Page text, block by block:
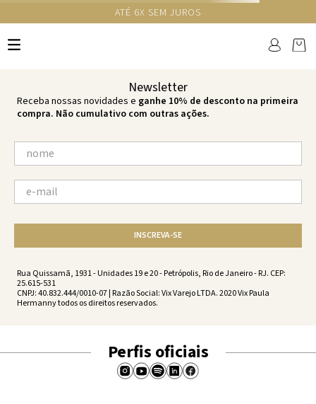
GANHE 10% NA PRIMEIRA COMPRA COM O CUPOM NEWS10
não encontramos resultados para:
'top-adele-lazuli-lazuli-vw232125-
2229'
O que você está procurando?